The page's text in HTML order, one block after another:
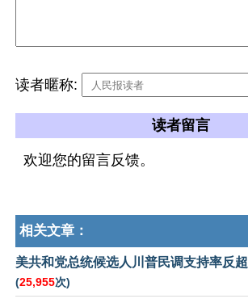
读者暱称:
读者留言
欢迎您的留言反馈。
相关文章：
美共和党总统候选人川普民调支持率反超
(25,955次)